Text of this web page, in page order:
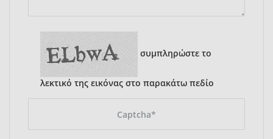
συμπληρώστε το
λεκτικό της εικόνας στο παρακάτω πεδίο